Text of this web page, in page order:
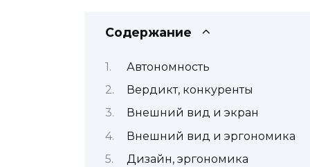
Содержание
Автономность
Вердикт, конкуренты
Внешний вид и экран
Внешний вид и эргономика
Дизайн, эргономика